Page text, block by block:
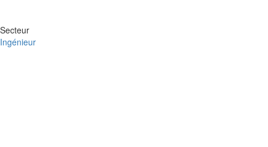
Secteur
Ingénieur